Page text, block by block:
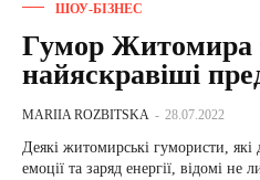
ШОУ-БІЗНЕС
Гумор Житомира
найяскравіші
MARIIA ROZBITSKA - 28.07.2022
Деякі житомирські гумористи, які
емоції та заряд енергії, відомі не